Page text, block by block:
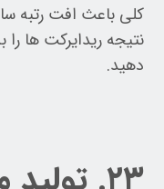
کلی باعث افت رتبه
نتیجه ریدایرکت ها
دهید.